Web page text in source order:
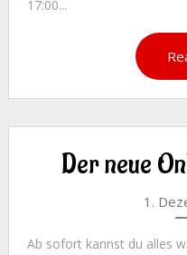
17:00...
Der neue
1.
Ab sofort kannst du alles